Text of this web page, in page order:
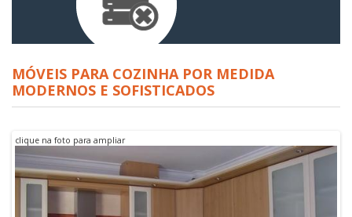
MÓVEIS PARA COZINHA POR MEDIDA
MODERNOS E SOFISTICADOS
clique na foto para ampliar